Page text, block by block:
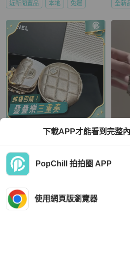
近新閒置品 本地 免運 全新
皮圓餅包二合一鏈條包耳機包～芯片
款
TWD 29,404
現折 800
近新閒置品
重工
TWD
下載APP才能看到完整
PopChill 拍拍圈 APP
使用網頁版瀏覽器